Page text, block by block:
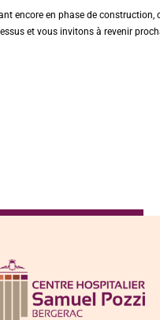
encore en phase de
et vous invitons à revenir